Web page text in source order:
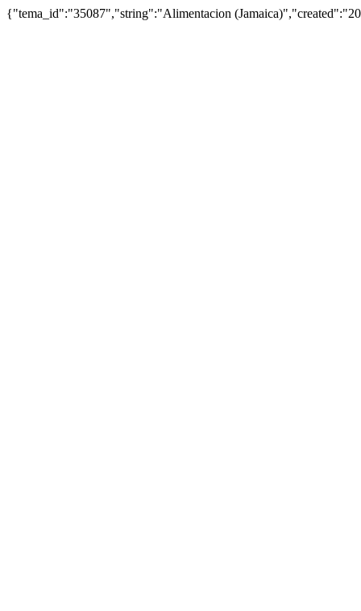
{"tema_id":"35087","string":"Alimentacion